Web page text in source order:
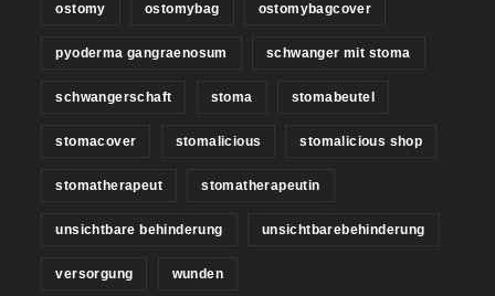
ostomy ostomybag ostomybagcover
pyoderma gangraenosum schwanger mit stoma
schwangerschaft stoma stomabeutel
stomacover stomalicious stomalicious shop
stomatherapeut stomatherapeutin
unsichtbare behinderung unsichtbarebehinderung
versorgung wunden